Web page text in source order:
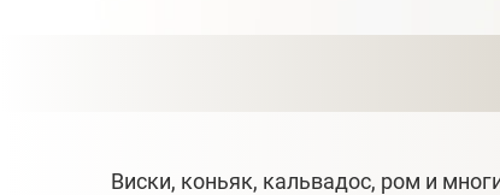
Виски, коньяк, кальвадос, ром и